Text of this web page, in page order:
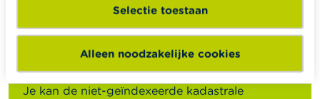
Selectie toestaan
Alleen noodzakelijke cookies
Weetje
Je kan de niet-geïndexeerde kadastrale